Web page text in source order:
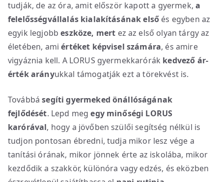
tudják, de az óra, amit először kapott a gyermek,a
felelősségvállalás kialakításának első és egyben az
egyik legjobbeszköze, mert ez az első olyan tárgy az
életében, amiértéket képvisel számára, és amire
vigyáznia kell. A LORUS gyermekkarórák kedvező ár-
érték arányukkal támogatják ezt a törekvést is.
Továbbásegíti gyermeked önállóságának
fejlődését. Lepd megegy minőségi LORUS
karórával, hogy a jövőben szülői segítség nélkül is
tudjon pontosan ébredni, tudja mikor lesz vége a
tanítási órának, mikor jönnek érte az iskolába, mikor
kezdődik a szakkör, különóra vagy edzés, és eközben